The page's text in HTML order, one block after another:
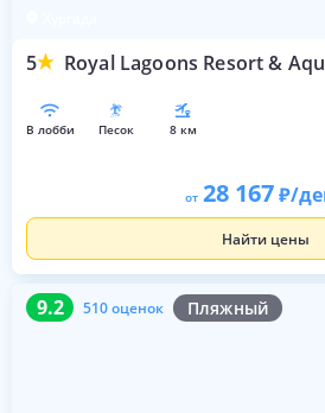
5 Royal Lagoons Resort &
в лобби песок 8 км
от 28 167 /
Найти цены
9.2 510 оценок Пляжный
9.2 510 оценок